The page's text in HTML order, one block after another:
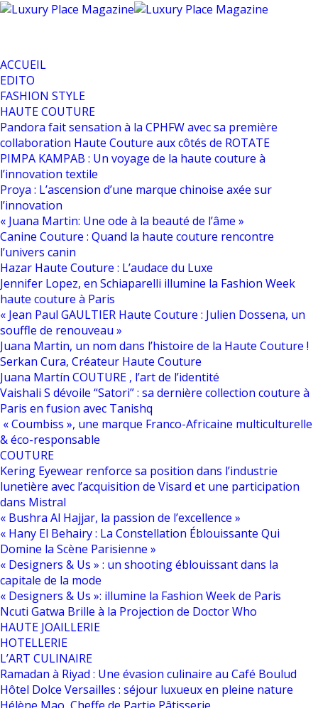
ACCUEIL
EDITO
FASHION STYLE
HAUTE COUTURE
Pandora fait sensation à la CPHFW avec sa première
collaboration Haute Couture aux côtés de ROTATE
PIMPA KAMPAB : Un voyage de la haute couture à
l’innovation textile
Proya : L’ascension d’une marque chinoise axée sur
l’innovation
« Juana Martin: Une ode à la beauté de l’âme »
Canine Couture : Quand la haute couture rencontre
l’univers canin
Hazar Haute Couture : L’audace du Luxe
Jennifer Lopez, en Schiaparelli illumine la Fashion Week
haute couture à Paris
« Jean Paul GAULTIER Haute Couture : Julien Dossena, un
souffle de renouveau »
Juana Martin, un nom dans l’histoire de la Haute Couture !
Serkan Cura, Créateur Haute Couture
Juana Martín COUTURE , l’art de l’identité
Vaishali S dévoile “Satori” : sa dernière collection couture à
Paris en fusion avec Tanishq
« Coumbiss », une marque Franco-Africaine multiculturelle
& éco-responsable
COUTURE
Kering Eyewear renforce sa position dans l’industrie
lunetière avec l’acquisition de Visard et une participation
dans Mistral
« Bushra Al Hajjar, la passion de l’excellence »
« Hany El Behairy : La Constellation Éblouissante Qui
Domine la Scène Parisienne »
« Designers & Us » : un shooting éblouissant dans la
capitale de la mode
« Designers & Us »: illumine la Fashion Week de Paris
Ncuti Gatwa Brille à la Projection de Doctor Who
HAUTE JOAILLERIE
HOTELLERIE
L’ART CULINAIRE
Ramadan à Riyad : Une évasion culinaire au Café Boulud
Hôtel Dolce Versailles : séjour luxueux en pleine nature